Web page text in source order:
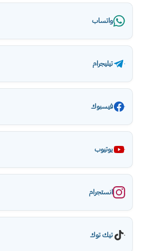
واتساب
تيليجرام
فيسبوك
يوتيوب
انستجرام
تيك توك